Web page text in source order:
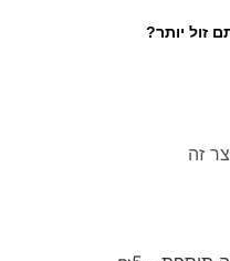
זול יותר?
זה